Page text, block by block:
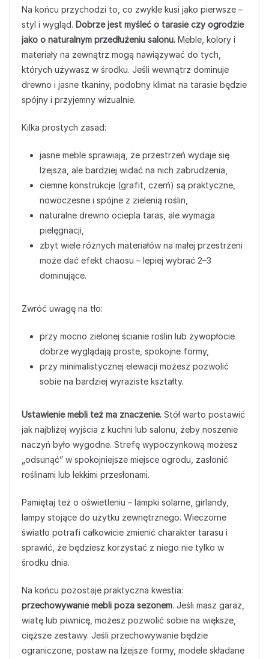
Na końcu przychodzi to, co zwykle kusi jako pierwsze –
styl i wygląd. Dobrze jest myśleć o tarasie czy ogrodzie
jako o naturalnym przedłużeniu salonu. Meble, kolory i
materiały na zewnątrz mogą nawiązywać do tych,
których używasz w środku. Jeśli wewnątrz dominuje
drewno i jasne tkaniny, podobny klimat na tarasie będzie
spójny i przyjemny wizualnie.
Kilka prostych zasad:
jasne meble sprawiają, że przestrzeń wydaje się
lżejsza, ale bardziej widać na nich zabrudzenia,
ciemne konstrukcje (grafit, czerń) są praktyczne,
nowoczesne i spójne z zielenią roślin,
naturalne drewno ociepla taras, ale wymaga
pielęgnacji,
zbyt wiele różnych materiałów na małej przestrzeni
może dać efekt chaosu – lepiej wybrać 2–3
dominujące.
Zwróć uwagę na tło:
przy mocno zielonej ścianie roślin lub żywopłocie
dobrze wyglądają proste, spokojne formy,
przy minimalistycznej elewacji możesz pozwolić
sobie na bardziej wyraziste kształty.
Ustawienie mebli też ma znaczenie. Stół warto postawić
jak najbliżej wyjścia z kuchni lub salonu, żeby noszenie
naczyń było wygodne. Strefę wypoczynkową możesz
„odsunąć” w spokojniejsze miejsce ogrodu, zasłonić
roślinami lub lekkimi przesłonami.
Pamiętaj też o oświetleniu – lampki solarne, girlandy,
lampy stojące do użytku zewnętrznego. Wieczorne
światło potrafi całkowicie zmienić charakter tarasu i
sprawić, że będziesz korzystać z niego nie tylko w
środku dnia.
Na końcu pozostaje praktyczna kwestia:
przechowywanie mebli poza sezonem. Jeśli masz garaż,
wiatę lub piwnicę, możesz pozwolić sobie na większe,
cięższe zestawy. Jeśli przechowywanie będzie
ograniczone, postaw na lżejsze formy, modele składane